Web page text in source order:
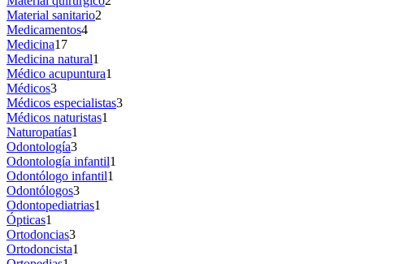
Material sanitario2
Medicamentos4
Medicina17
Medicina natural1
Médico acupuntura1
Médicos3
Médicos especialistas3
Médicos naturistas1
Naturopatías1
Odontología3
Odontología infantil1
Odontólogo infantil1
Odontólogos3
Odontopediatrias1
Ópticas1
Ortodoncias3
Ortodoncista1